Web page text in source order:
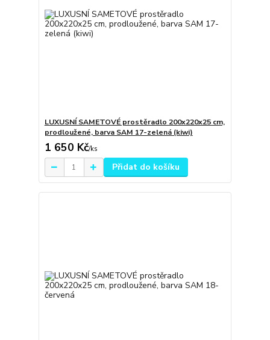
LUXUSNÍ SAMETOVÉ prostěradlo 200x220x25 cm,
prodloužené, barva SAM 17-zelená (kiwi)
1 650 Kč/ks
Přidat do košíku